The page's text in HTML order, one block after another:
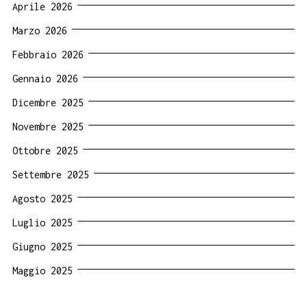
Aprile 2026
Marzo 2026
Febbraio 2026
Gennaio 2026
Dicembre 2025
Novembre 2025
Ottobre 2025
Settembre 2025
Agosto 2025
Luglio 2025
Giugno 2025
Maggio 2025